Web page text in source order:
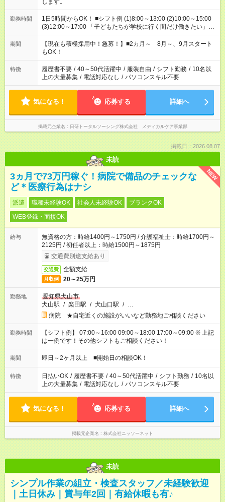
します。
勤務時間
1日5時間からOK！ ■シフト例 (1)8:00～13:00 (2)10:00～15:00
(3)12:00～17:00 「子どもたちが学校に行く間だけ働きたい」
「余裕を持って夕飯の準備がしたい」 「午前中は働いて、午後
はプライベートの時間にしたい」 など、ご希望を教えてくださ
いね。 ※Wワーク希望の方へ 今ご覧のお仕事で希望する勤務時
間と、もう1つのお仕事の勤務時間。 合計で週40時間を超える
場合は応募できません。
期間
【現在も積極採用中！急募！】■2カ月～ 8月～、9月スタート
もOK！
特徴 履歴書不要 / 40～50代活躍中 / 服装自由 / シフト勤務 / 10名以
上の大量募集 / 電話対応なし / パソコンスキル不要
気になる！ 応募する 詳細へ
掲載元企業名 日研トータルソーシング株式会社 メディカルケア事業部
掲載日：2026.08.07
未読
NEW
3ヵ月で73万円稼ぐ！病院で備品のチェックな
ど＊医療行為はナシ
派遣 職種未経験OK 社会人未経験OK
ブランクOK
WEB登録・面接OK
給与
無資格の方：時給1400円～1750円 / 介護福祉士：時給1700円～
2125円 / 初任者以上：時給1500円～1875円
交通費別途支給あり
交通費 全額支給
月収例 20～25万円
勤務地
愛知県犬山市
犬山駅 / 楽田駅 / 犬山口駅 / …
病院 ★自宅近くの施設がいいなど勤務地ご相談ください
勤務時間
【シフト例】 07:00～16:00 09:00～18:00 17:00～09:00 ※ 上記
は一例です！その他シフトもご相談ください！
期間 即日～2ヶ月以上 ■開始日の相談OK！
特徴 日払いOK / 履歴書不要 / 40～50代活躍中 / シフト勤務 / 10名以
上の大量募集 / 電話対応なし / パソコンスキル不要
気になる！ 応募する 詳細へ
掲載元企業名 株式会社ニッソーネット
未読
シンプル作業の組立・検査スタッフ／未経験歓迎
｜土日休み｜賞与年2回｜有給休暇も有♪